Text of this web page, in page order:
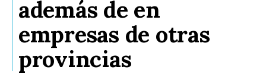
además de en
empresas de otras
provincias